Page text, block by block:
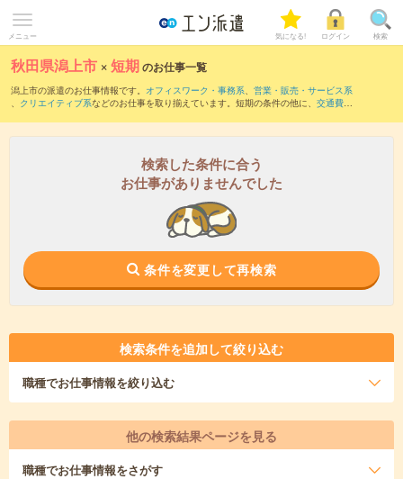
メニュー 気になる! ログイン 検索
秋田県潟上市 ×短期のお仕事一覧
潟上市の派遣のお仕事情報です。 オフィスワーク・事務系、 営業・販売・サービス系
、 クリエイティブ系などのお仕事を取り揃えています。短期の条件の他に、 交通費別
検索した条件に合う
お仕事がありませんでした
条件を変更して再検索
検索条件を追加して絞り込む
職種でお仕事情報を絞り込む
他の検索結果ページを見る
職種でお仕事情報をさがす